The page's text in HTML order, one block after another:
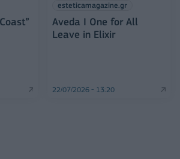
esteticamagazine.gr
Aveda I One for All
Leave in Elixir
22/07/2026 - 13:20